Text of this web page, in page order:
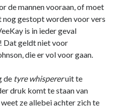
de mannen vooraan, of moet
nog gestopt worden voor vers
is in ieder geval
Dat geldt niet voor
die er vol voor gaan.
de tyre whispereruit te
druk komt te staan van
ze allebei achter zich te